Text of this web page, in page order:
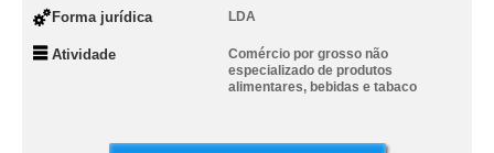
Forma jurídica LDA
Atividade
Comércio por grosso não
especializado de produtos
alimentares, bebidas e tabaco